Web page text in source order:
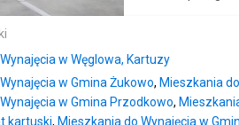
suplementów
Kartuzy, woj.
w Węglowa, Kartuzy
w Gmina Żukowo, Mieszkania
w Gmina Przodkowo,
kartuski, Mieszkania do Wynajęcia w